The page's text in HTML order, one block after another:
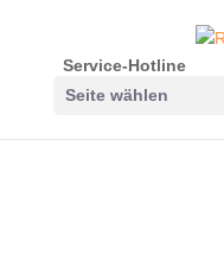
Service-Hotline
Seite wählen